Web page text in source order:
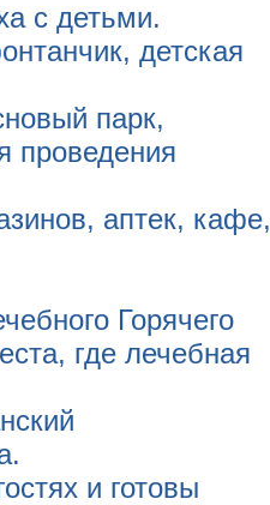
с детьми.
детская
парк,
проведения
аптек, кафе,
Горячего
где лечебная
и готовы